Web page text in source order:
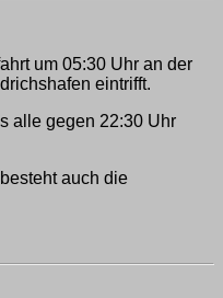
um 05:30 Uhr an der
eintrifft.
alle gegen 22:30 Uhr
auch die